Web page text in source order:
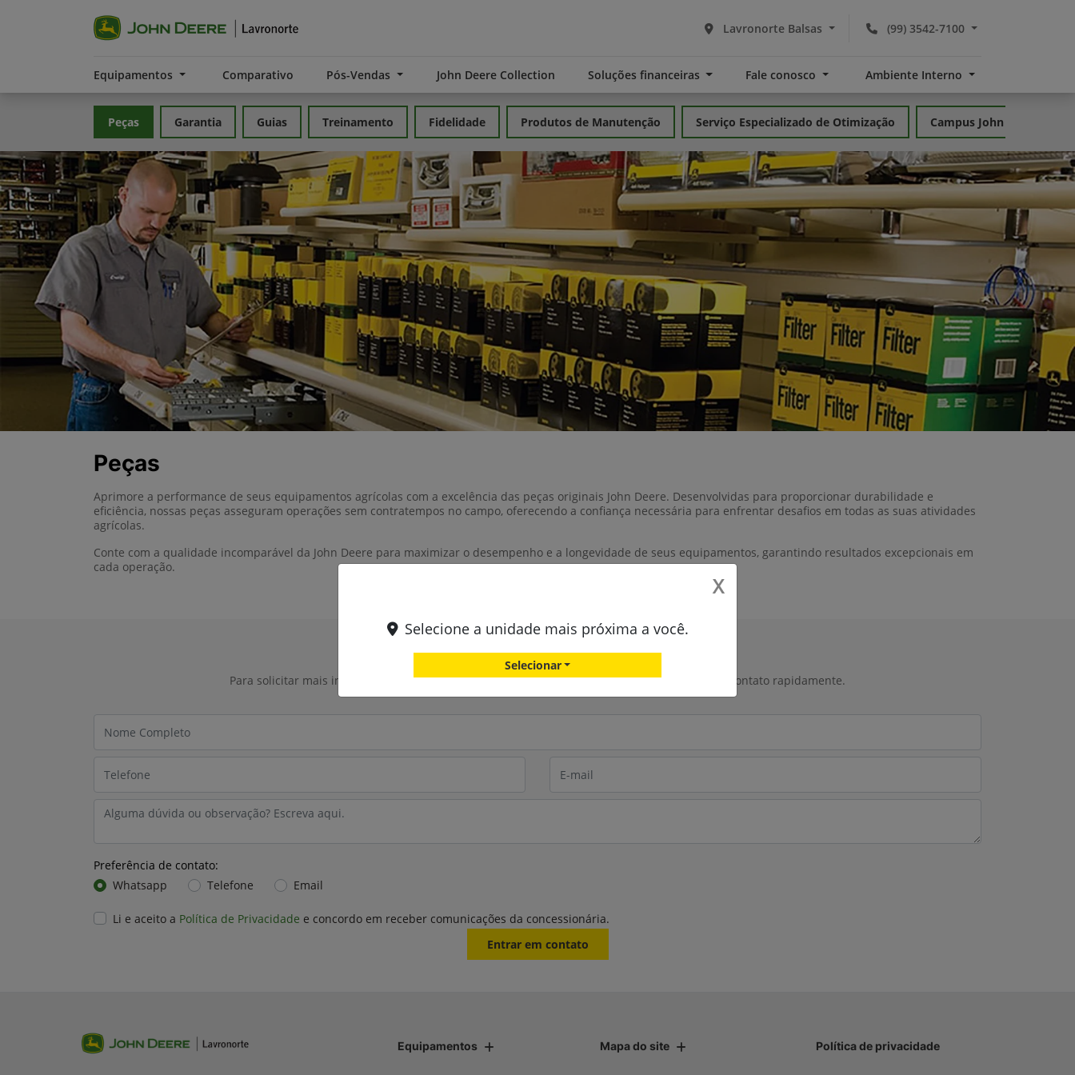
(99) 3542-7100
Lavronorte Balsas
Equipamentos Comparativo Pós-Vendas John Deere Collection Soluções financeiras Fale conosco Ambiente Interno
Peças Garantia Guias Treinamento Fidelidade Produtos de Manutenção Serviço Especializado de Otimização Campus John Deere
Peças
Aprimore a performance de seus equipamentos agrícolas com a excelência das peças originais John Deere. Desenvolvidas para proporcionar durabilidade e
eficiência, nossas peças asseguram operações sem contratempos no campo, oferecendo a confiança necessária para enfrentar desafios em todas as suas atividades
agrícolas.
Conte com a qualidade incomparável da John Deere para maximizar o desempenho e a longevidade de seus equipamentos, garantindo resultados excepcionais em
cada operação.
Entre em contato com a nossa equipe
Para solicitar mais informações, por favor, preencha o formulário abaixo que entraremos em contato rapidamente.
Preferência de contato:
Whatsapp
Telefone Email
Li e aceito a Política de Privacidade e concordo em receber comunicações da concessionária.
Entrar em contato
Equipamentos Mapa do site Política de privacidade
X
Selecione a unidade mais próxima a você.
Selecionar